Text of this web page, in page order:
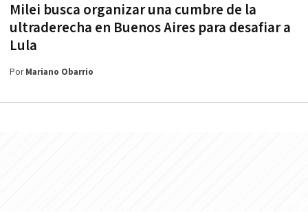
Milei busca organizar una cumbre de la
ultraderecha en Buenos Aires para desafiar a
Lula
PorMariano Obarrio